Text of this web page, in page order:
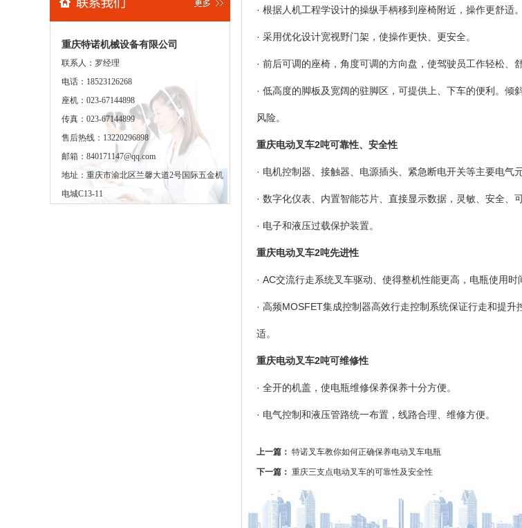
重庆特诺机械设备有限公司
联系人：罗经理
电话：18523126268
座机：023-67144898
传真：023-67144899
售后热线：13220296898
邮箱：840171147@qq.com
地址：重庆市渝北区兰馨大道2号国际五金机
电城C13-11
· 根据人机工程学设计的操纵手柄移到座椅附近，操作更舒适。
· 采用优化设计宽视野门架，使操作更快、更安全。
· 前后可调的座椅，角度可调的方向盘，使驾驶员工作轻松、舒
· 低高度的脚板及宽阔的驻脚区，可提供上、下车的便利。
风险。
重庆电动叉车2吨可靠性、安全性
· 电机控制器、接触器、电源插头、紧急断电开关等主要电气
· 数字化仪表、内置智能芯片、直接显示数据，灵敏、安全、可
· 电子和液压过载保护装置。
重庆电动叉车2吨先进性
· AC交流行走系统叉车驱动、使得整机性能更高，电瓶使用时
· 高频MOSFET集成控制器高效行走控制系统保证行走和提
适。
重庆电动叉车2吨可维修性
· 全开的机盖，使电瓶维修保养保养十分方便。
· 电气控制和液压管路统一布置，线路合理、维修方便。
上一篇： 特诺叉车教你如何正确保养电动叉车电瓶
下一篇： 重庆三支点电动叉车的可靠性及安全性